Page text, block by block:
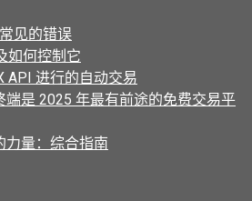
见的错误
如何控制它
API 进行的自动交易
端是 2025 年最有前途的免费交易平
力量：综合指南